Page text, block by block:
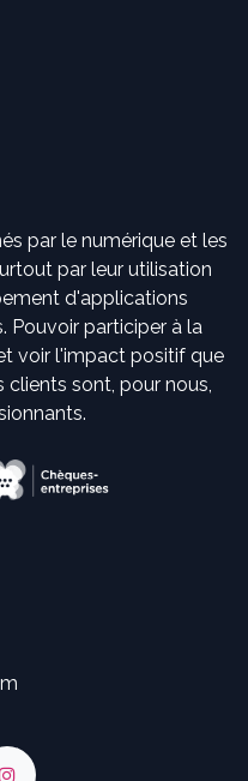
par le numérique et les
par leur utilisation
d'applications
Pouvoir participer à la
voir l'impact positif que
sont, pour nous,